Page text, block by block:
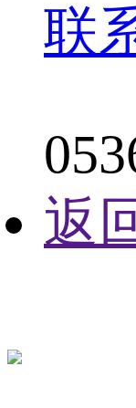
联
返